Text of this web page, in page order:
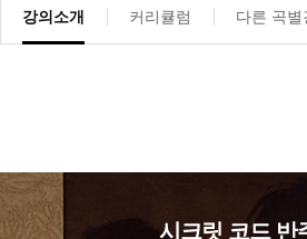
강의소개 커리큘럼 다른 곡별
시크릿 코드 반